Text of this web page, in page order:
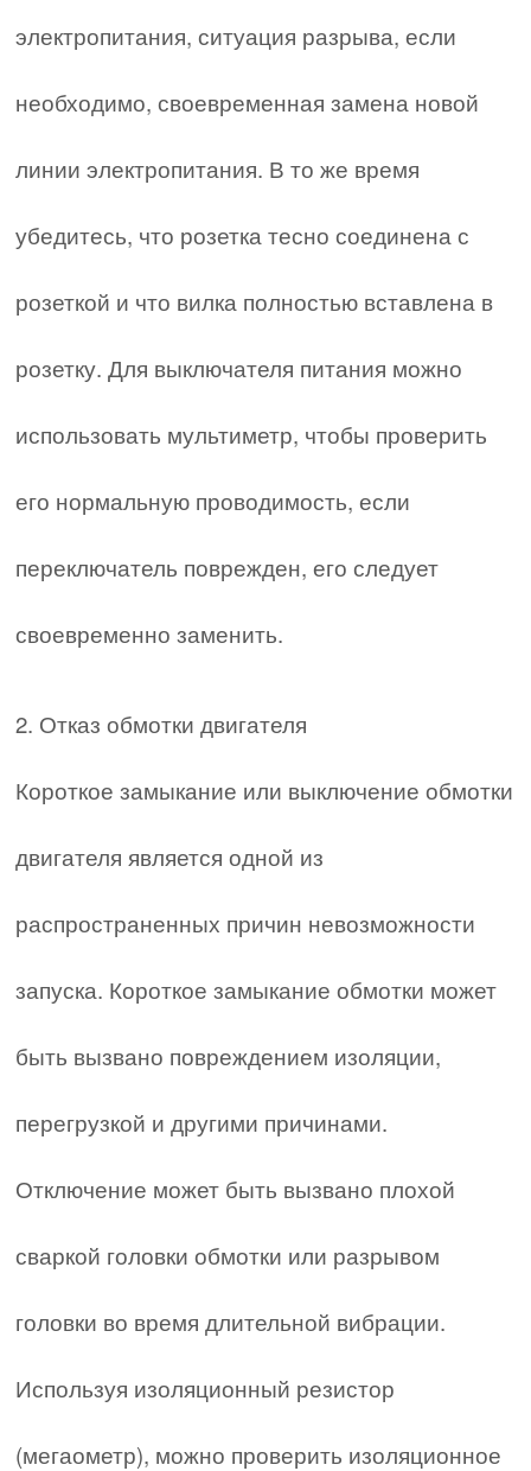
электропитания, ситуация разрыва, если
необходимо, своевременная замена новой
линии электропитания. В то же время
убедитесь, что розетка тесно соединена с
розеткой и что вилка полностью вставлена в
розетку. Для выключателя питания можно
использовать мультиметр, чтобы проверить
его нормальную проводимость, если
переключатель поврежден, его следует
своевременно заменить.
2. Отказ обмотки двигателя
Короткое замыкание или выключение обмотки
двигателя является одной из
распространенных причин невозможности
запуска. Короткое замыкание обмотки может
быть вызвано повреждением изоляции,
перегрузкой и другими причинами.
Отключение может быть вызвано плохой
сваркой головки обмотки или разрывом
головки во время длительной вибрации.
Используя изоляционный резистор
(мегаометр), можно проверить изоляционное